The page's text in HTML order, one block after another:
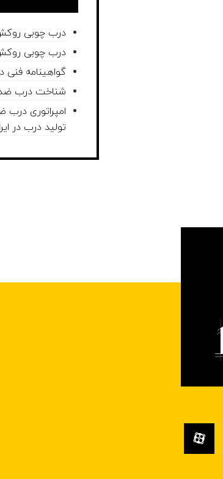
درب چوبی
درب چوبی
گواهینامه فنی درب
شناخت درب
امپراتوری
تولید درب در